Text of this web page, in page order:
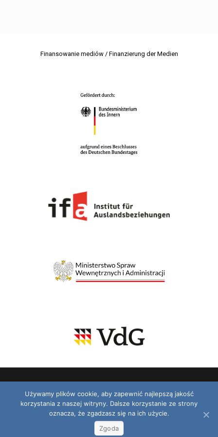
Finansowanie mediów / Finanzierung der Medien
© 2026 VDG. Wszelkie prawa zastrzeżone.
Radio / Podcast
Polityka prywatności
Używamy plików cookie, aby zapewnić najlepszą jakość
korzystania z naszej witryny. Dalsze korzystanie ze strony
oznacza, że zgadzasz się na ich użycie.
Zgoda